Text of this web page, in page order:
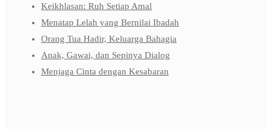
Keikhlasan: Ruh Setiap Amal
Menatap Lelah yang Bernilai Ibadah
Orang Tua Hadir, Keluarga Bahagia
Anak, Gawai, dan Sepinya Dialog
Menjaga Cinta dengan Kesabaran